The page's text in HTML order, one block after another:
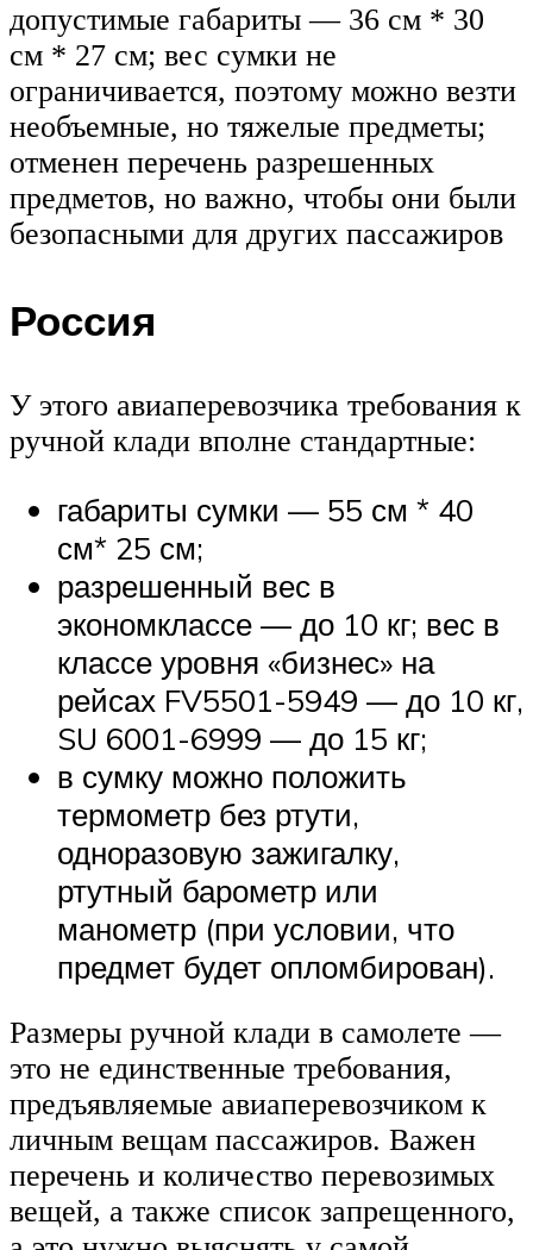
допустимые габариты — 36 см * 30
см * 27 см; вес сумки не
ограничивается, поэтому можно везти
необъемные, но тяжелые предметы;
отменен перечень разрешенных
предметов, но важно, чтобы они были
безопасными для других пассажиров
Россия
У этого авиаперевозчика требования к
ручной клади вполне стандартные:
габариты сумки — 55 см * 40
см* 25 см;
разрешенный вес в
экономклассе — до 10 кг; вес в
классе уровня «бизнес» на
рейсах FV5501-5949 — до 10 кг,
SU 6001-6999 — до 15 кг;
в сумку можно положить
термометр без ртути,
одноразовую зажигалку,
ртутный барометр или
манометр (при условии, что
предмет будет опломбирован).
Размеры ручной клади в самолете —
это не единственные требования,
предъявляемые авиаперевозчиком к
личным вещам пассажиров. Важен
перечень и количество перевозимых
вещей, а также список запрещенного,